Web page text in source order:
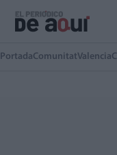
PortadaComunitatValencia